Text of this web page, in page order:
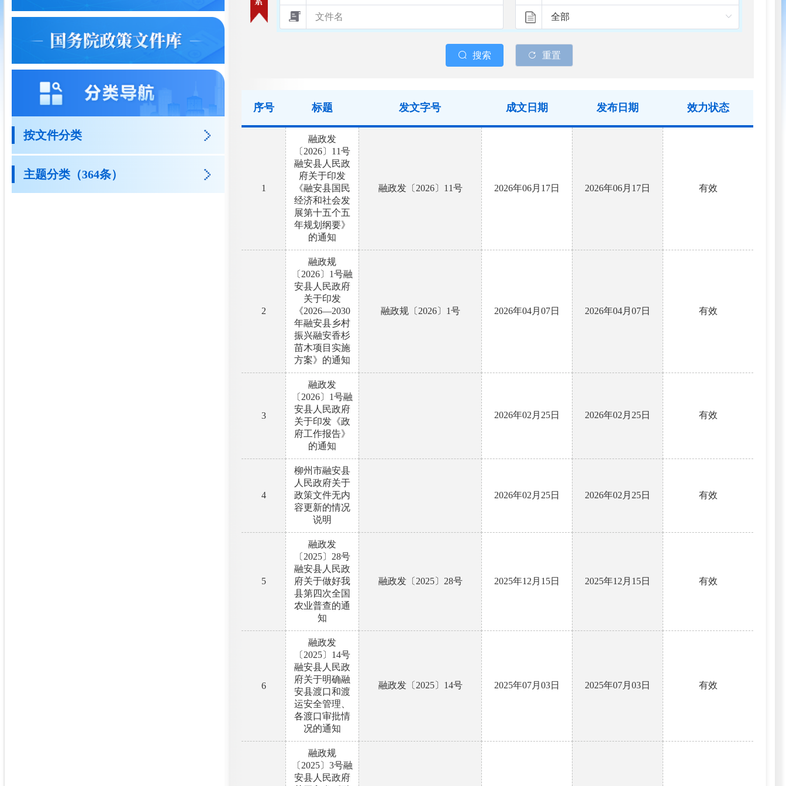
按文件分类
主题分类（364条）
搜索 重置
序号 标题 发文字号 成文日期 发布日期 效力状态
1
融政发
〔2026〕11号
融安县人民政
府关于印发
《融安县国民
经济和社会发
展第十五个五
年规划纲要》
的通知
融政发〔2026〕11号 2026年06月17日 2026年06月17日 有效
2
融政规
〔2026〕1号融
安县人民政府
关于印发
《2026—2030
年融安县乡村
振兴融安香杉
苗木项目实施
方案》的通知
融政规〔2026〕1号 2026年04月07日 2026年04月07日 有效
3
融政发
〔2026〕1号融
安县人民政府
关于印发《政
府工作报告》
的通知
2026年02月25日 2026年02月25日 有效
4
柳州市融安县
人民政府关于
政策文件无内
容更新的情况
说明
2026年02月25日 2026年02月25日 有效
5
融政发
〔2025〕28号
融安县人民政
府关于做好我
县第四次全国
农业普查的通
知
融政发〔2025〕28号 2025年12月15日 2025年12月15日 有效
6
融政发
〔2025〕14号
融安县人民政
府关于明确融
安县渡口和渡
运安全管理、
各渡口审批情
况的通知
融政发〔2025〕14号 2025年07月03日 2025年07月03日 有效
融政规
〔2025〕3号融
安县人民政府